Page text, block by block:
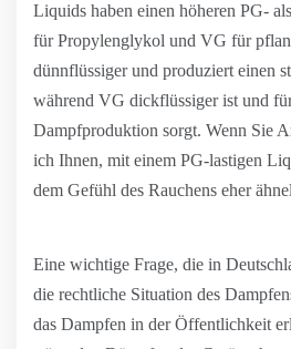
Liquids haben einen höheren PG-
für Propylenglykol und VG für
dünnflüssiger und produziert einen
während VG dickflüssiger ist und
Dampfproduktion sorgt. Wenn Sie
ich Ihnen, mit einem PG-lastigen
dem Gefühl des Rauchens eher
Eine wichtige Frage, die in
die rechtliche Situation des
das Dampfen in der Öffentlichkeit